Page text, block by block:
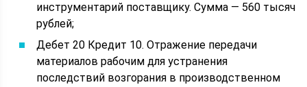
инструментарий поставщику. Сумма — 560 тысяч
рублей;
Дебет 20 Кредит 10. Отражение передачи
материалов рабочим для устранения
последствий возгорания в производственном